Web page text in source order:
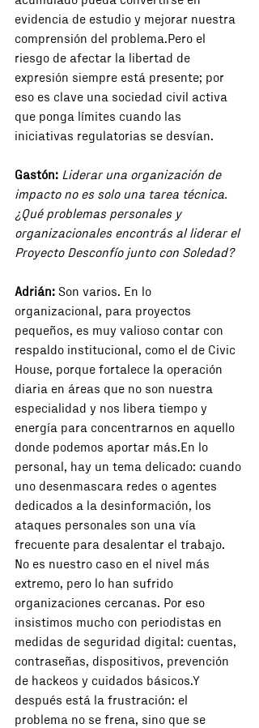
evidencia de estudio y mejorar nuestra
comprensión del problema.Pero el
riesgo de afectar la libertad de
expresión siempre está presente; por
eso es clave una sociedad civil activa
que ponga límites cuando las
iniciativas regulatorias se desvían.
Gastón: Liderar una organización de
impacto no es solo una tarea técnica.
¿Qué problemas personales y
organizacionales encontrás al liderar el
Proyecto Desconfío junto con Soledad?
Adrián: Son varios. En lo
organizacional, para proyectos
pequeños, es muy valioso contar con
respaldo institucional, como el de Civic
House, porque fortalece la operación
diaria en áreas que no son nuestra
especialidad y nos libera tiempo y
energía para concentrarnos en aquello
donde podemos aportar más.En lo
personal, hay un tema delicado: cuando
uno desenmascara redes o agentes
dedicados a la desinformación, los
ataques personales son una vía
frecuente para desalentar el trabajo.
No es nuestro caso en el nivel más
extremo, pero lo han sufrido
organizaciones cercanas. Por eso
insistimos mucho con periodistas en
medidas de seguridad digital: cuentas,
contraseñas, dispositivos, prevención
de hackeos y cuidados básicos.Y
después está la frustración: el
problema no se frena, sino que se